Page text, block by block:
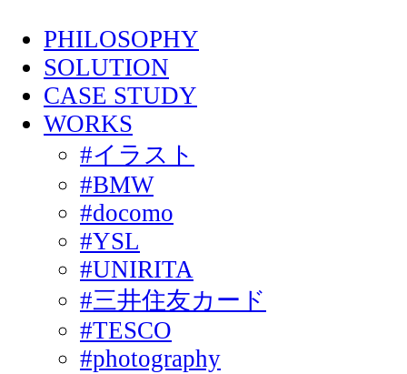
PHILOSOPHY
SOLUTION
CASE STUDY
WORKS
#イラスト
#BMW
#docomo
#YSL
#UNIRITA
#三井住友カード
#TESCO
#photography